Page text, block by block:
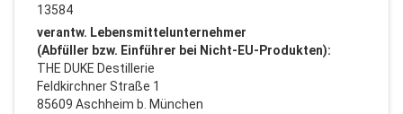
13584
verantw. Lebensmittelunternehmer
(Abfüller bzw. Einführer bei Nicht-EU-Produkten):
THE DUKE Destillerie
Feldkirchner Straße 1
85609 Aschheim b. München